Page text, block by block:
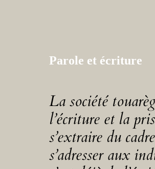
Parole et écriture
La société
l’écriture et la
s’extraire du
s’adresser aux